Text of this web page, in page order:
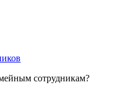
сотрудникам?